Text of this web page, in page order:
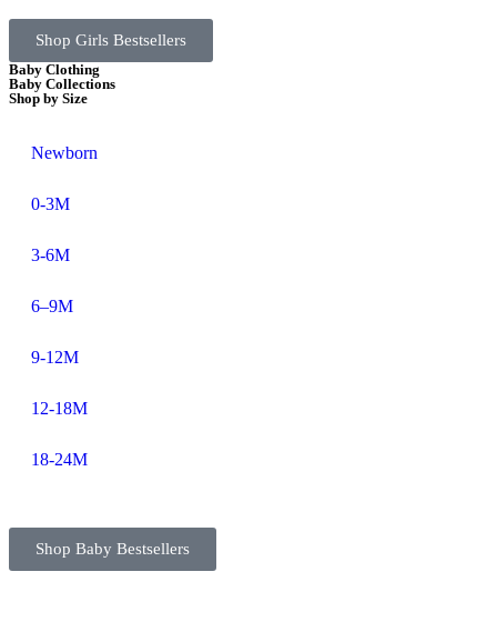
Shop Girls Bestsellers
Baby Clothing
Baby Collections
Shop by Size
Newborn
0-3M
3-6M
6–9M
9-12M
12-18M
18-24M
Shop Baby Bestsellers